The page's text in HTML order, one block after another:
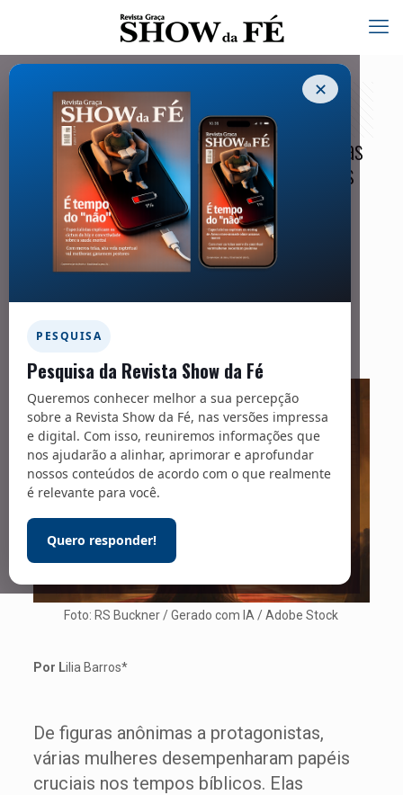
✕
PESQUISA
Pesquisa da Revista Show da Fé
Queremos conhecer melhor a sua percepção
sobre a Revista Show da Fé, nas versões impressa
e digital. Com isso, reuniremos informações que
nos ajudarão a alinhar, aprimorar e aprofundar
nossos conteúdos de acordo com o que realmente
é relevante para você.
Quero responder!
Protagonistas nos tempos bíblicos, elas
desempenharam papéis relevantes nos
planos de Deus
13/03/2025
Facebook Twitter
Messenger
Foto: RS Buckner / Gerado com IA / Adobe Stock
Por Lilia Barros*
De figuras anônimas a protagonistas,
várias mulheres desempenharam papéis
cruciais nos tempos bíblicos. Elas